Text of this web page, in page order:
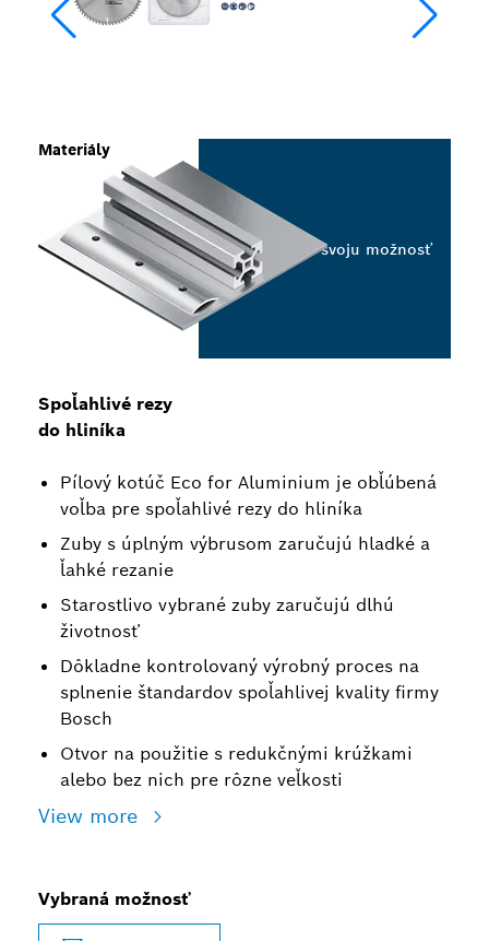
Spoľahlivé rezy
do hliníka
Pílový kotúč Eco for Aluminium je obľúbená
voľba pre spoľahlivé rezy do hliníka
Zuby s úplným výbrusom zaručujú hladké a
ľahké rezanie
Starostlivo vybrané zuby zaručujú dlhú
životnosť
Dôkladne kontrolovaný výrobný proces na
splnenie štandardov spoľahlivej kvality firmy
Bosch
Otvor na použitie s redukčnými krúžkami
alebo bez nich pre rôzne veľkosti
View more
Materiály
Vyberte svoju možnosť
Vybraná možnosť